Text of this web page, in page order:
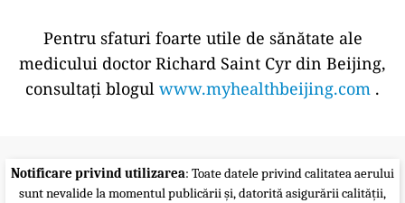
Pentru sfaturi foarte utile de sănătate ale
medicului doctor Richard Saint Cyr din Beijing,
consultați blogul www.myhealthbeijing.com .
Notificare privind utilizarea: Toate datele privind calitatea aerului
sunt nevalide la momentul publicării și, datorită asigurării calității,